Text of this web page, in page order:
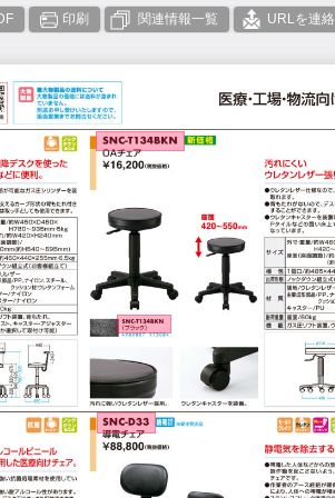
印刷 関連情報一覧 URLを連絡